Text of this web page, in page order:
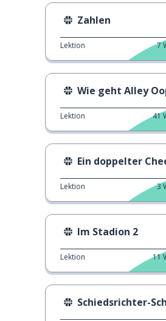
Zahlen
Lektion 7
Wie geht Alley
Lektion 41
Ein doppelter
Lektion 3
Im Stadion 2
Lektion 11
Schiedsrichter-